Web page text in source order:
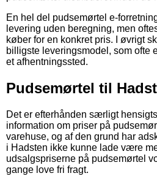
En hel del pudsemørtel e-
levering uden beregning, men
køber for en konkret pris. I øvrigt
billigste leveringsmodel, som ofte
et afhentningssted.
Pudsemørtel til
Det er efterhånden særligt
information om priser på
varehuse, og af den grund har
i Hadsten ikke kunne lade være
udsalgspriserne på pudsemørtel
gange love fri fragt.